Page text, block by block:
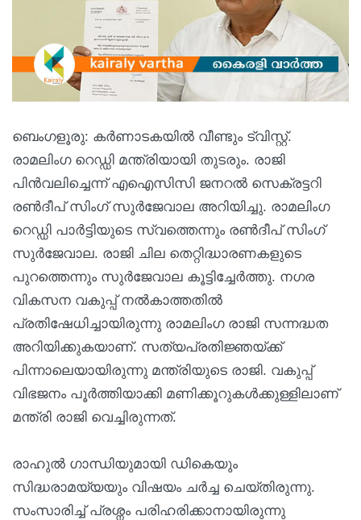
ബെംഗളൂരു: കർണാടകയിൽ വീണ്ടും ട്വിസ്റ്റ്.
രാമലിംഗ റെഡ്ഡി മന്ത്രിയായി തുടരും. രാജി
പിൻവലിച്ചെന്ന് എഐസിസി ജനറൽ സെക്രട്ടറി
രൺദീപ് സിംഗ് സുർജേവാല അറിയിച്ചു. രാമലിംഗ
റെഡ്ഡി പാർട്ടിയുടെ സ്വത്തെന്നും രൺദീപ് സിംഗ്
സുർജേവാല. രാജി ചില തെറ്റിദ്ധാരണകളുടെ
പുറത്തെന്നും സു‍ർജേവാല കൂട്ടിച്ചേർത്തു. നഗര
വികസന വകുപ്പ് നൽകാത്തതിൽ
പ്രതിഷേധിച്ചായിരുന്നു രാമലിംഗ രാജി സന്നദ്ധത
അറിയിക്കുകയാണ്. സത്യപ്രതിജ്ഞയ്ക്ക്
പിന്നാലെയായിരുന്നു മന്ത്രിയുടെ രാജി. വകുപ്പ്
വിഭജനം പൂർത്തിയാക്കി മണിക്കൂറുകൾക്കുള്ളിലാണ്
മന്ത്രി രാജി വെച്ചിരുന്നത്.
രാഹുൽ ഗാന്ധിയുമായി ഡികെയും
സിദ്ധരാമയ്യയും വിഷയം ചർച്ച ചെയ്തിരുന്നു.
സംസാരിച്ച് പ്രശ്നം പരിഹരിക്കാനായിരുന്നു